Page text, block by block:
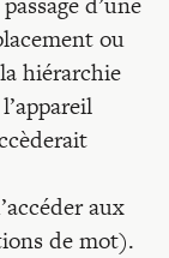
ou
hiérarchie
aux
de mot).